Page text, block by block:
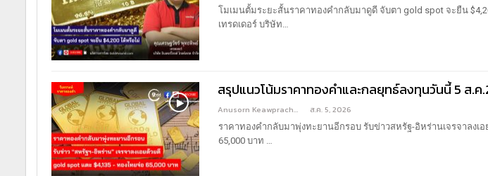
โมเมนตั้มระยะสั้นราคาทองคำกลับมาดูดี จับตา gold spot จะยืน
เทรดเดอร์ บริษัท…
สรุปแนวโน้มราคาทองคำและกลยุทธ์ลงทุนวันนี้ 5 ส.ค
Anusorn Keawprachant ส.ค. 5, 2026
ราคาทองคำกลับมาพุ่งทะยานอีกรอบ รับข่าวสหรัฐ-อิหร่านเจรจาลงเ
65,000 บาท